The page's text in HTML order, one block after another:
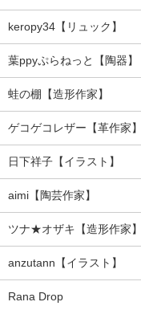
keropy34【リュック】
葉ppyぷらねっと【陶器】
蛙の棚【造形作家】
ゲコゲコレザー【革作家】
日下祥子【イラスト】
aimi【陶芸作家】
ツナ★オザキ【造形作家】
anzutann【イラスト】
Rana Drop